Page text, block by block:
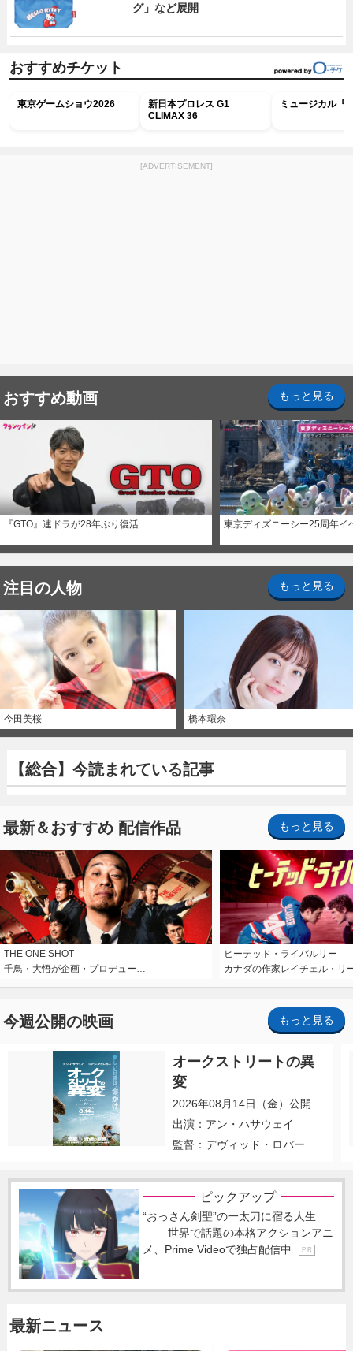
グ」など展開
おすすめチケット
東京ゲームショウ2026
新日本プロレス G1
CLIMAX 36
ミュージカル『
[ADVERTISEMENT]
おすすめ動画 もっと見る
『GTO』連ドラが28年ぶり復活 東京ディズニーシー25周年イ
注目の人物 もっと見る
今田美桜 橋本環奈
【総合】今読まれている記事
最新＆おすすめ 配信作品 もっと見る
THE ONE SHOT
千鳥・大悟が企画・プロデュー…
ヒーテッド・ライバルリー
カナダの作家レイチェル・リ
今週公開の映画 もっと見る
オークストリートの異
変
2026年08月14日（金）公開
出演：アン・ハサウェイ
監督：デヴィッド・ロバー
ピックアップ
“おっさん剣聖”の一太刀に宿る人生
―― 世界で話題の本格アクションアニ
メ、Prime Videoで独占配信中
P R
最新ニュース